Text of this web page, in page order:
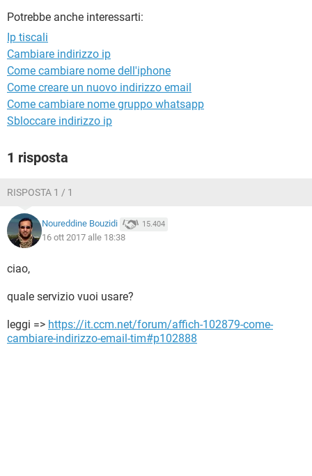
Potrebbe anche interessarti:
Ip tiscali
Cambiare indirizzo ip
Come cambiare nome dell'iphone
Come creare un nuovo indirizzo email
Come cambiare nome gruppo whatsapp
Sbloccare indirizzo ip
1 risposta
RISPOSTA 1 / 1
Noureddine Bouzidi 15.404
16 ott 2017 alle 18:38
ciao,
quale servizio vuoi usare?
leggi => https://it.ccm.net/forum/affich-102879-come-
cambiare-indirizzo-email-tim#p102888